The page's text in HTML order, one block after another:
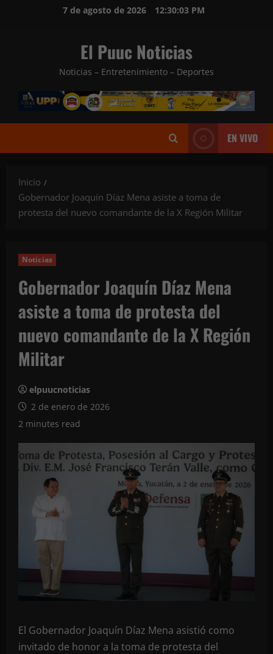
7 de agosto de 2026 12:30:04 PM
El Puuc Noticias
Noticias – Entretenimiento – Deportes
EN VIVO
Inicio
Gobernador Joaquín Díaz Mena asiste a toma de
protesta del nuevo comandante de la X Región Militar
Noticias
Gobernador Joaquín Díaz Mena
asiste a toma de protesta del
nuevo comandante de la X Región
Militar
elpuucnoticias
2 de enero de 2026
2 minutes read
El Gobernador Joaquín Díaz Mena asistió como
invitado de honor a la toma de protesta del